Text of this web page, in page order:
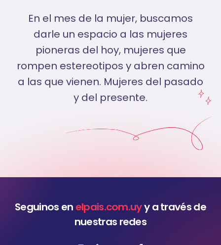
En el mes de la mujer, buscamos
darle un espacio a las mujeres
pioneras del hoy, mujeres que
rompen estereotipos y abren camino
a las que vienen. Mujeres del pasado
y del presente.
Seguinos en elpais.com.uyy a través de
nuestras redes